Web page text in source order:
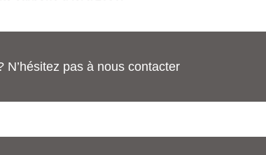
pas à nous contacter